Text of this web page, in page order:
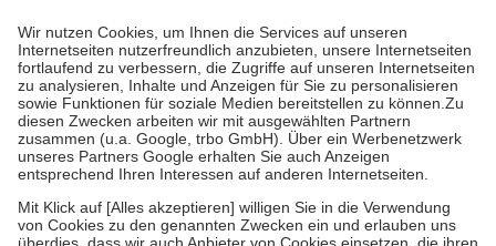
höchstens zehn Euro.
Es sind jedoch nie mehr als die tatsächlichen
Kosten der Leistung zu entrichten.
Diese Regeln gelten grundsätzlich auch für Online-Apotheken.
Bei Heilmitteln und häuslicher Krankenpflege beträgt die
Zuzahlung zehn Prozent der Kosten sowie zehn Euro je
Verordnung.
Um das Engagement der Versicherten für ihre eigene Gesundheit zu
stärken und die besondere Stellung der Familie zu unterstützen,
fallenkeine Zuzahlungenan bei:
• Kindern und Jugendlichen bis zum vollendeten 18. Lebensjahr